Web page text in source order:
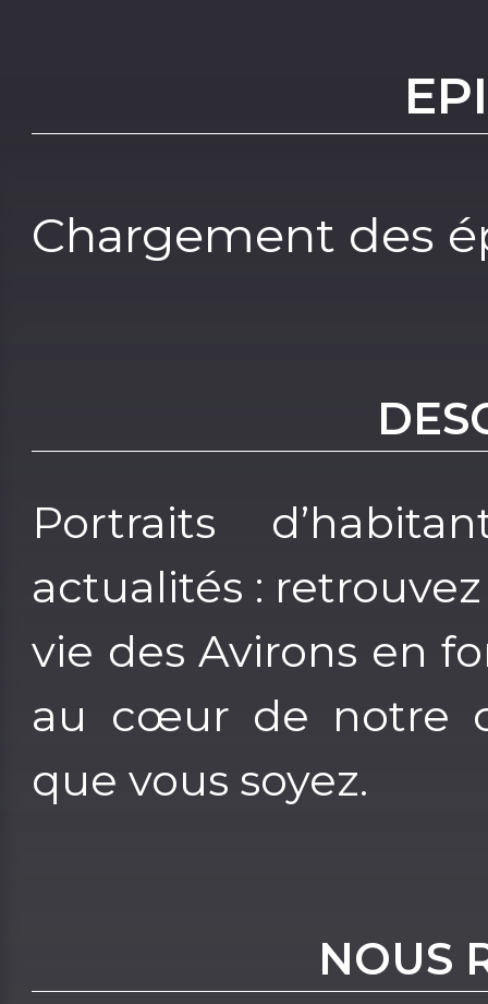
Chargement des
Portraits
actualités :
vie des Avirons en
au cœur de notre
que vous soyez.
NOUS